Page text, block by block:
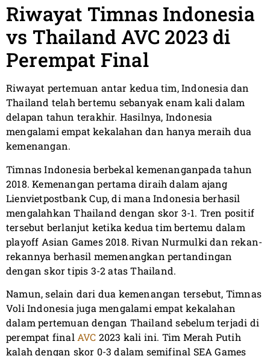
Riwayat Timnas Indonesia
vs Thailand AVC 2023 di
Perempat Final
Riwayat pertemuan antar kedua tim, Indonesia dan
Thailand telah bertemu sebanyak enam kali dalam
delapan tahun terakhir. Hasilnya, Indonesia
mengalami empat kekalahan dan hanya meraih dua
kemenangan.
Timnas Indonesia berbekal kemenanganpada tahun
2018. Kemenangan pertama diraih dalam ajang
Lienvietpostbank Cup, di mana Indonesia berhasil
mengalahkan Thailand dengan skor 3-1. Tren positif
tersebut berlanjut ketika kedua tim bertemu dalam
playoff Asian Games 2018. Rivan Nurmulki dan rekan-
rekannya berhasil memenangkan pertandingan
dengan skor tipis 3-2 atas Thailand.
Namun, selain dari dua kemenangan tersebut, Timnas
Voli Indonesia juga mengalami empat kekalahan
dalam pertemuan dengan Thailand sebelum terjadi di
perempat final AVC 2023 kali ini. Tim Merah Putih
kalah dengan skor 0-3 dalam semifinal SEA Games